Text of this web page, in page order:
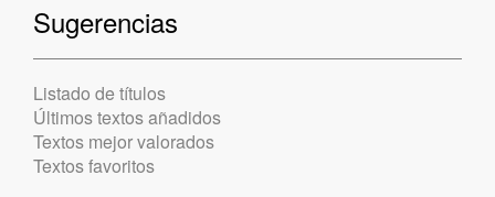
Sugerencias
Listado de títulos
Últimos textos añadidos
Textos mejor valorados
Textos favoritos